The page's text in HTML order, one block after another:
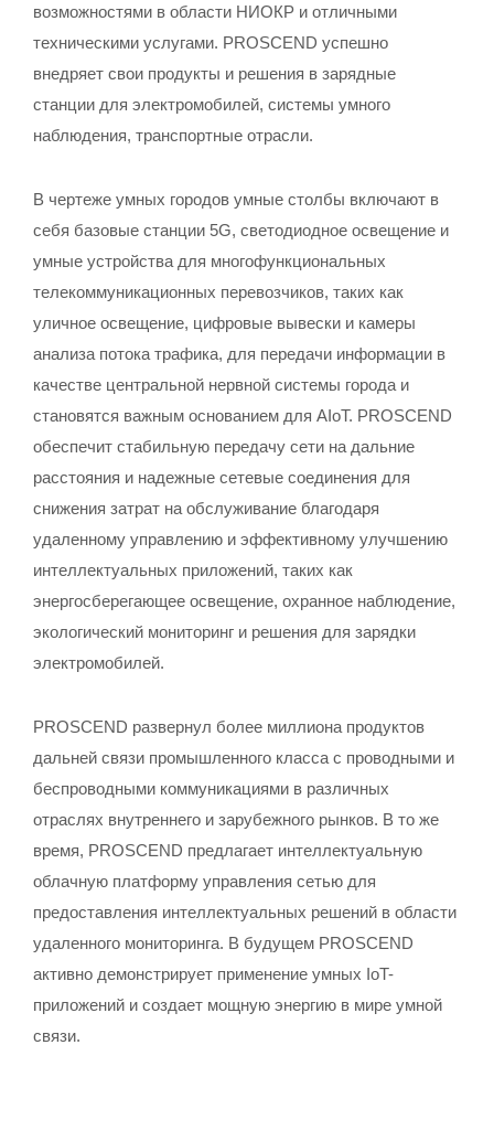
возможностями в области НИОКР и отличными
техническими услугами. PROSCEND успешно
внедряет свои продукты и решения в зарядные
станции для электромобилей, системы умного
наблюдения, транспортные отрасли.
В чертеже умных городов умные столбы включают в
себя базовые станции 5G, светодиодное освещение и
умные устройства для многофункциональных
телекоммуникационных перевозчиков, таких как
уличное освещение, цифровые вывески и камеры
анализа потока трафика, для передачи информации в
качестве центральной нервной системы города и
становятся важным основанием для AIoT. PROSCEND
обеспечит стабильную передачу сети на дальние
расстояния и надежные сетевые соединения для
снижения затрат на обслуживание благодаря
удаленному управлению и эффективному улучшению
интеллектуальных приложений, таких как
энергосберегающее освещение, охранное наблюдение,
экологический мониторинг и решения для зарядки
электромобилей.
PROSCEND развернул более миллиона продуктов
дальней связи промышленного класса с проводными и
беспроводными коммуникациями в различных
отраслях внутреннего и зарубежного рынков. В то же
время, PROSCEND предлагает интеллектуальную
облачную платформу управления сетью для
предоставления интеллектуальных решений в области
удаленного мониторинга. В будущем PROSCEND
активно демонстрирует применение умных IoT-
приложений и создает мощную энергию в мире умной
связи.